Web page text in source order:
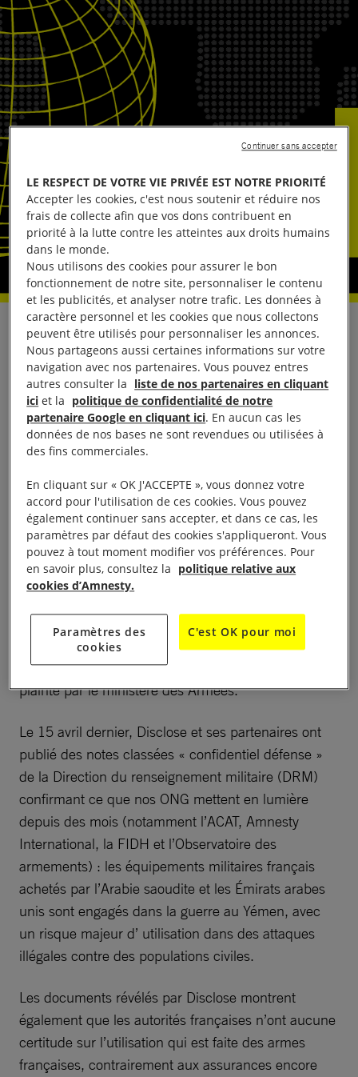
Paris, le 13 mai 2019 – 17 ONG humanitaires et de
défense des droits humains ont dénoncé
aujourd’hui les menaces qui pèsent sur la liberté de
la presse après la convocation par les services de
renseignement français de trois journalistes français
ayantenquêté sur la présence d’armes françaises
Geoffrey Livolsi et Mathias Destal du média
d’investigation Disclose, ainsi que Benoît Collombat
de la cellule investigation de Radio France, sont
entendus mardi et mercredi par la Direction
«compromission du secret de la défense nationale»
ouverte par le parquet de Paris après le dépôt d’une
plainte par le ministère des Armées.
Le 15 avril dernier, Disclose et ses partenaires ont
publié des notes classées « confidentiel défense »
de la Direction du renseignement militaire (DRM)
confirmant ce que nos ONG mettent en lumière
depuis des mois (notamment l’ACAT, Amnesty
International, la FIDH et l’Observatoire des
armements) : les équipements militaires français
achetés par l’Arabie saoudite et les Émirats arabes
unis sont engagés dans la guerre au Yémen, avec
un risque majeur d’ utilisation dans des attaques
illégales contre des populations civiles.
Les documents révélés par Disclose montrent
également que les autorités françaises n’ont aucune
certitude sur l’utilisation qui est faite des armes
françaises, contrairement aux assurances encore
LE RESPECT DE VOTRE VIE PRIVÉE EST NOTRE PRIORITÉ
Accepter les cookies, c'est nous soutenir et réduire nos
frais de collecte afin que vos dons contribuent en
priorité à la lutte contre les atteintes aux droits humains
dans le monde.
Nous utilisons des cookies pour assurer le bon
fonctionnement de notre site, personnaliser le contenu
et les publicités, et analyser notre trafic. Les données à
caractère personnel et les cookies que nous collectons
peuvent être utilisés pour personnaliser les annonces.
Nous partageons aussi certaines informations sur votre
navigation avec nos partenaires. Vous pouvez entres
autres consulter la liste de nos partenaires en cliquant
ici et la politique de confidentialité de notre
partenaire Google en cliquant ici. En aucun cas les
données de nos bases ne sont revendues ou utilisées à
des fins commerciales.
En cliquant sur « OK J'ACCEPTE », vous donnez votre
accord pour l'utilisation de ces cookies. Vous pouvez
également continuer sans accepter, et dans ce cas, les
paramètres par défaut des cookies s'appliqueront. Vous
pouvez à tout moment modifier vos préférences. Pour
en savoir plus, consultez la politique relative aux
cookies d’Amnesty.
Paramètres des
cookies
C'est OK pour moi
Continuer sans accepter